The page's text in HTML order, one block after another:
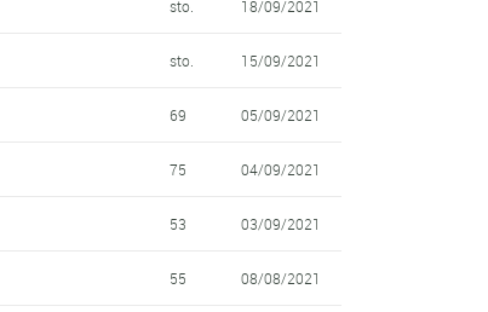
sto. 18/09/2021
sto. 15/09/2021
69 05/09/2021
75 04/09/2021
53 03/09/2021
55 08/08/2021